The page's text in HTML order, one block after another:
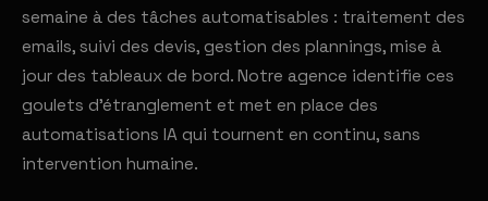
semaine à des tâches automatisables : traitement des
emails, suivi des devis, gestion des plannings, mise à
jour des tableaux de bord. Notre agence identifie ces
goulets d'étranglement et met en place des
automatisations IA qui tournent en continu, sans
intervention humaine.